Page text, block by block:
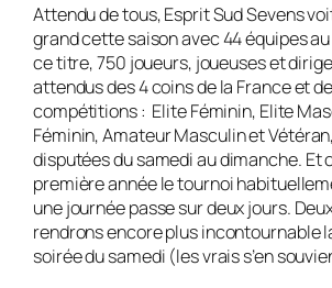
Attendu de tous, Esprit Sud Sevens
grand cette saison avec 44 équipes
ce titre, 750 joueurs, joueuses et
attendus des 4 coins de la France et
compétitions : Elite Féminin, Elite
Féminin, Amateur Masculin et
disputées du samedi au dimanche. Et
première année le tournoi
une journée passe sur deux jours.
rendrons encore plus incontournable
soirée du samedi (les vrais s’en